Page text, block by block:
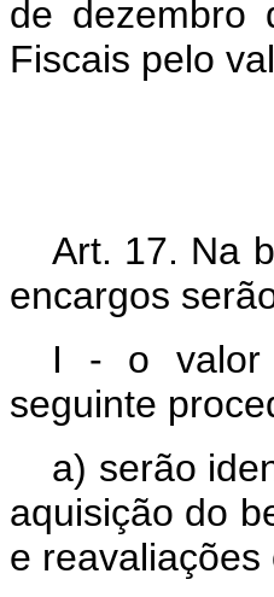
de dezembro
Fiscais pelo
Art. 17. Na
encargos
I - o valor
seguinte
a) serão
aquisição do
e